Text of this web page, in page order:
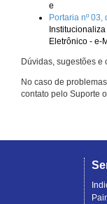
e
Portaria nº
Eletrônico - e-
Dúvidas, sugestões e
No caso de
contato pelo Suporte